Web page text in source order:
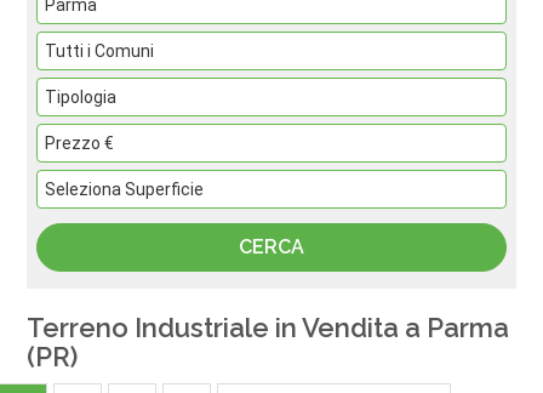
Terreno Industriale in Vendita a Parma
(PR)